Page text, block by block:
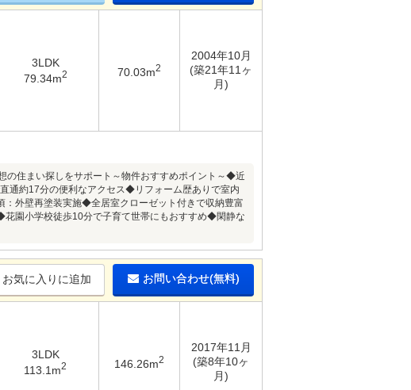
3LDK
79.34m2 70.03m2
2004年10月
(築21年11ヶ
月)
の住まい探しをサポート～物件おすすめポイント～◆近
通約17分の便利なアクセス◆リフォーム歴ありで室内
外壁再塗装実施◆全居室クローゼット付きで収納豊富
園小学校徒歩10分で子育て世帯にもおすすめ◆閑静な
お気に入りに追加 お問い合わせ(無料)
3LDK
113.1m2 146.26m2
2017年11月
(築8年10ヶ
月)